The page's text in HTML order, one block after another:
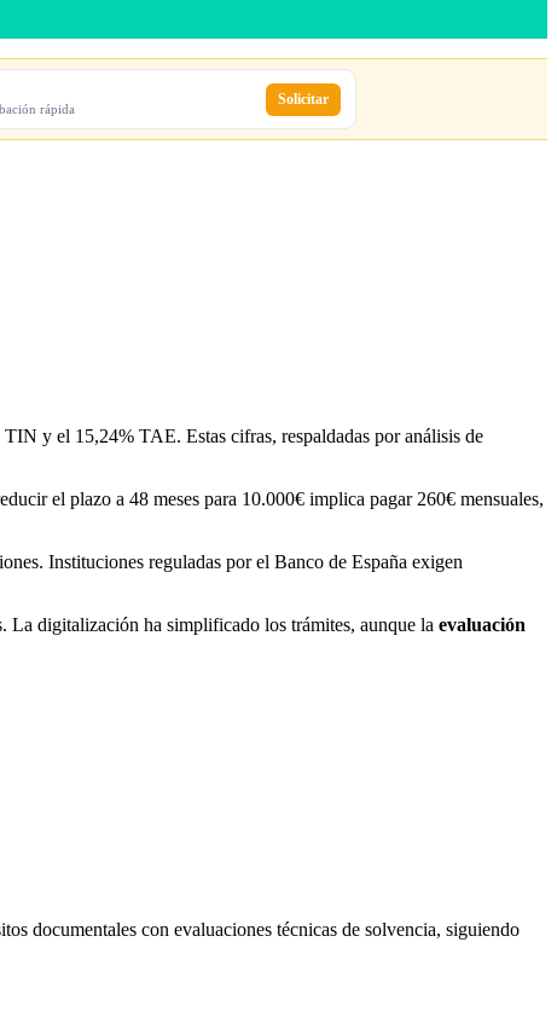
rápida
Solicitar
y el 15,24% TAE. Estas cifras, respaldadas por análisis de
el plazo a 48 meses para 10.000€ implica pagar 260€ mensuales,
Instituciones reguladas por el Banco de España exigen
La digitalización ha simplificado los trámites, aunque la evaluación
documentales con evaluaciones técnicas de solvencia, siguiendo